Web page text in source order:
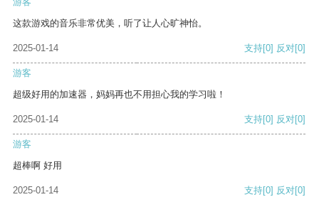
这款游戏的音乐非常优美，听了让人心旷神怡。
2025-01-14 支持[0] 反对[0]
游客
超级好用的加速器，妈妈再也不用担心我的学习啦！
2025-01-14 支持[0] 反对[0]
游客
超棒啊 好用
2025-01-14 支持[0] 反对[0]